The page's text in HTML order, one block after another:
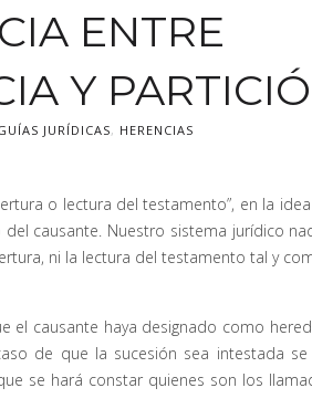
ENTRE
Y
JURÍDICAS, HERENCIAS
o lectura del testamento”, en la
causante. Nuestro sistema jurídico
ni la lectura del testamento tal y
el causante haya designado como
de que la sucesión sea intestada se
se hará constar quienes son los